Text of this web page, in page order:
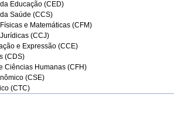
Educação (CED)
Saúde (CCS)
e Matemáticas (CFM)
(CCJ)
e Expressão (CCE)
(CDS)
Ciências Humanas (CFH)
(CSE)
(CTC)